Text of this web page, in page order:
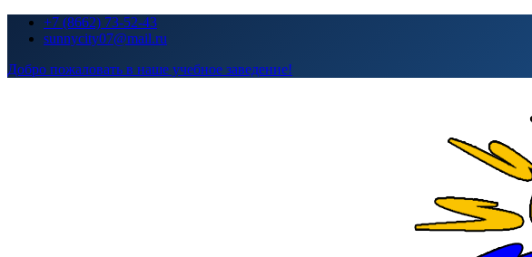
Перейти+7 (8662) 73-52-43
sunnycity07@mail.ru
Добро пожаловать в наше учебное заведение!